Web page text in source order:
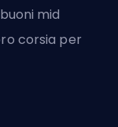
mid
corsia per